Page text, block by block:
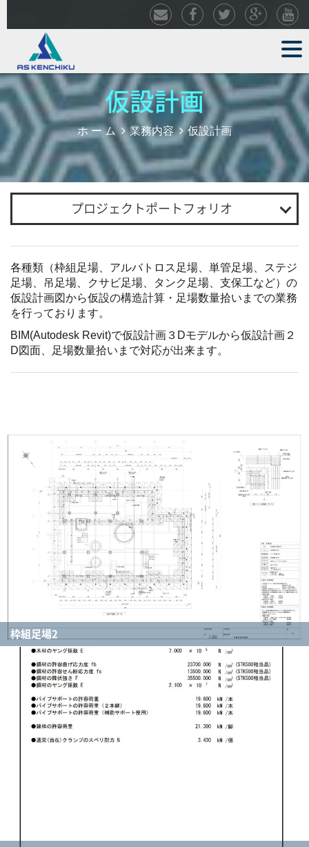
仮設計画
ホ ー ム 業務内容 仮設計画
プロジェクトポートフォリオ
各種類（枠組足場、アルバトロス足場、単管足場、ステジ
足場、吊足場、クサビ足場、タンク足場、支保工など）の
仮設計画図から仮設の構造計算・足場数量拾いまでの業務
を行っております。
BIM(Autodesk Revit)で仮設計画３Dモデルから仮設計画２
D図面、足場数量拾いまで対応が出来ます。
枠組足場2